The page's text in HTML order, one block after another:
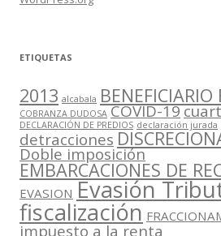
ETIQUETAS
2013 alcabala BENEFICIARIO
COBRANZA DUDOSA COVID-19
DECLARACIÓN DE PREDIOS declaración jurada
detracciones
Doble imposición
EMBARCACIONES DE
EVASION Evasión
fiscalización
impuesto a la renta